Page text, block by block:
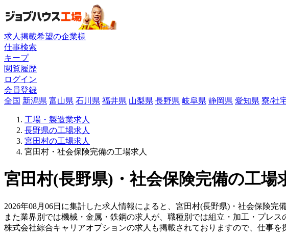
求人掲載希望の企業様
仕事検索
キープ
閲覧履歴
ログイン
会員登録
全国 新潟県 富山県 石川県 福井県 山梨県 長野県 岐阜県 静岡県 愛知県 寮/社
工場・製造業求人
長野県の工場求人
宮田村の工場求人
宮田村・社会保険完備の工場求人
宮田村(長野県)・社会保険完備の工場
2026年08月06日に集計した求人情報によると、宮田村(長野県)・社会保険完
また業界別では機械・金属・鉄鋼の求人が、職種別では組立・加工・プレス
株式会社綜合キャリアオプションの求人も掲載されておりますので、仕事を